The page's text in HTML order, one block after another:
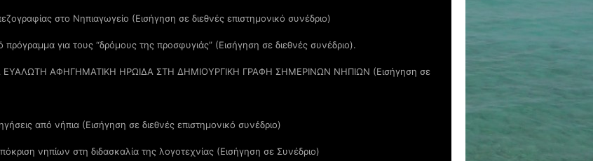
στο Νηπιαγωγείο (Εισήγηση σε διεθνές επιστημονικό συνέδριο)
για τους “δρόμους της προσφυγιάς” (Εισήγηση σε διεθνές συνέδριο).
ΕΥΑΛΩΤΗ ΑΦΗΓΗΜΑΤΙΚΗ ΗΡΩΙΔΑ ΣΤΗ ΔΗΜΙΟΥΡΓΙΚΗ ΓΡΑΦΗ ΣΗΜΕΡΙΝΩΝ ΝΗΠΙΩΝ (Εισήγηση σε
από νήπια (Εισήγηση σε διεθνές επιστημονικό συνέδριο)
νηπίων στη διδασκαλία της λογοτεχνίας (Εισήγηση σε Συνέδριο)